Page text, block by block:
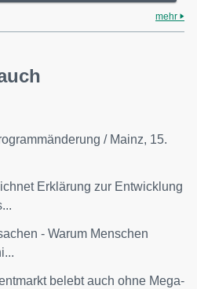
mehr
/ Mainz, 15.
Erklärung zur Entwicklung
- Warum Menschen
belebt auch ohne Mega-